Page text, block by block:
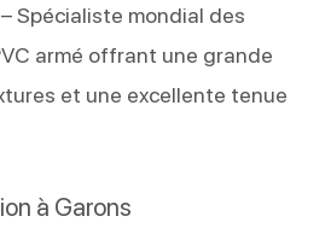
Spécialiste mondial des
armé offrant une grande
et une excellente tenue
à Garons